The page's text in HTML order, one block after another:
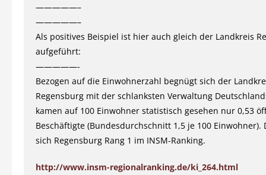
—————–
—————–
Als positives Beispiel ist hier auch gleich der Landkreis
aufgeführt:
—————-
Bezogen auf die Einwohnerzahl begnügt sich der
Regensburg mit der schlanksten Verwaltung
kamen auf 100 Einwohner statistisch gesehen nur 0,53
Beschäftigte (Bundesdurchschnitt 1,5 je 100 Einwohner).
sich Regensburg Rang 1 im INSM-Ranking.
http://www.insm-regionalranking.de/ki_264.html